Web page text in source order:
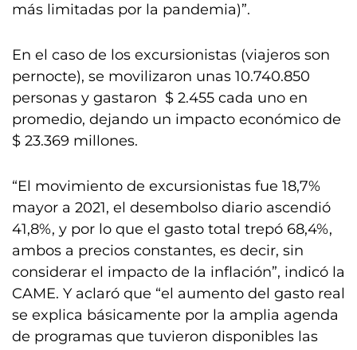
más limitadas por la pandemia)”.
En el caso de los excursionistas (viajeros son
pernocte), se movilizaron unas 10.740.850
personas y gastaron $ 2.455 cada uno en
promedio, dejando un impacto económico de
$ 23.369 millones.
“El movimiento de excursionistas fue 18,7%
mayor a 2021, el desembolso diario ascendió
41,8%, y por lo que el gasto total trepó 68,4%,
ambos a precios constantes, es decir, sin
considerar el impacto de la inflación”, indicó la
CAME. Y aclaró que “el aumento del gasto real
se explica básicamente por la amplia agenda
de programas que tuvieron disponibles las